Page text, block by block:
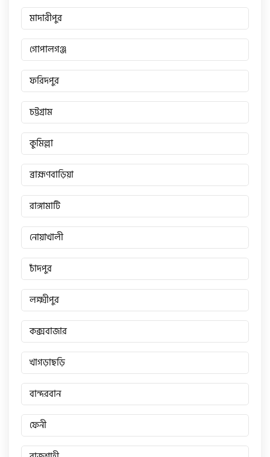
মাদারীপুর
গোপালগঞ্জ
ফরিদপুর
চট্টগ্রাম
কুমিল্লা
ব্রাহ্মণবাড়িয়া
রাঙ্গামাটি
নোয়াখালী
চাঁদপুর
লক্ষ্মীপুর
কক্সবাজার
খাগড়াছড়ি
বান্দরবান
ফেনী